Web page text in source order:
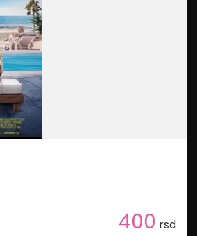
400 rsd